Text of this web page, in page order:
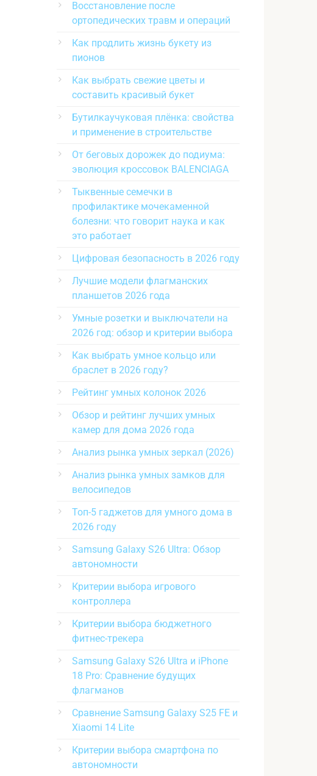
Восстановление после
ортопедических травм и операций
Как продлить жизнь букету из
пионов
Как выбрать свежие цветы и
составить красивый букет
Бутилкаучуковая плёнка: свойства
и применение в строительстве
От беговых дорожек до подиума:
эволюция кроссовок BALENCIAGA
Тыквенные семечки в
профилактике мочекаменной
болезни: что говорит наука и как
это работает
Цифровая безопасность в 2026 году
Лучшие модели флагманских
планшетов 2026 года
Умные розетки и выключатели на
2026 год: обзор и критерии выбора
Как выбрать умное кольцо или
браслет в 2026 году?
Рейтинг умных колонок 2026
Обзор и рейтинг лучших умных
камер для дома 2026 года
Анализ рынка умных зеркал (2026)
Анализ рынка умных замков для
велосипедов
Топ-5 гаджетов для умного дома в
2026 году
Samsung Galaxy S26 Ultra: Обзор
автономности
Критерии выбора игрового
контроллера
Критерии выбора бюджетного
фитнес-трекера
Samsung Galaxy S26 Ultra и iPhone
18 Pro: Сравнение будущих
флагманов
Сравнение Samsung Galaxy S25 FE и
Xiaomi 14 Lite
Критерии выбора смартфона по
автономности